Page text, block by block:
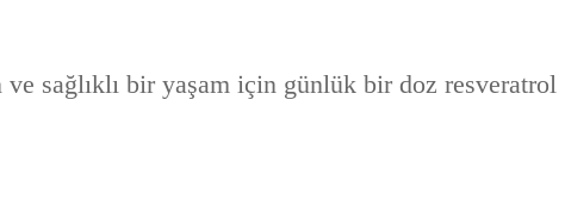
sağlıklı bir yaşam için günlük bir doz resveratrol